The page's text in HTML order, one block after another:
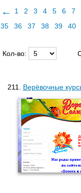
← 1 2 3 4 5 6 7
35
36 37 38 39 40
Кол-во:
211. Верёвочные